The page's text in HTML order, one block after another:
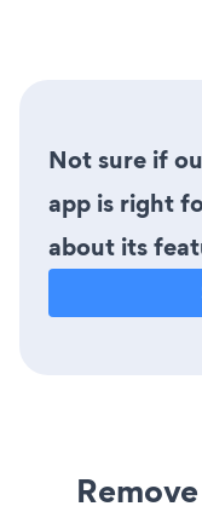
Not sure if
app is right
about its